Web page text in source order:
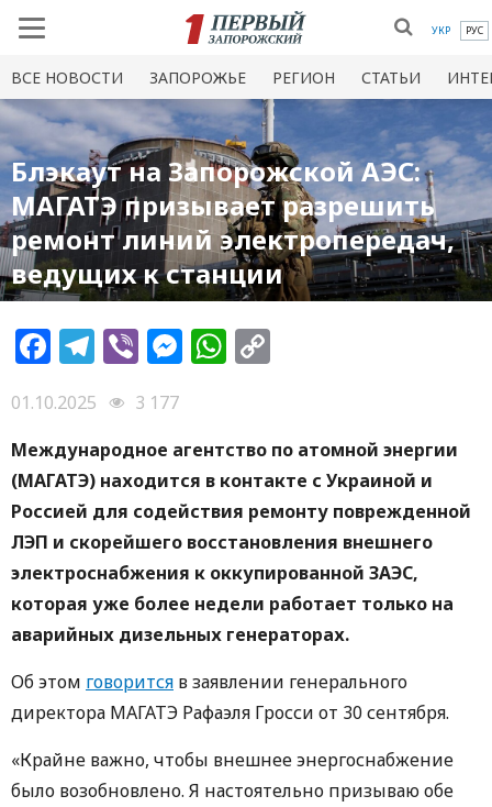
УКР РУС
ВСЕ НОВОСТИ ЗАПОРОЖЬЕ РЕГИОН СТАТЬИ
Блэкаут на Запорожской АЭС:
МАГАТЭ призывает разрешить
ремонт линий электропередач,
ведущих к станции
Facebook
Telegram
ViberMessenger
WhatsApp
01.10.2025
3 177
Международное агентство по атомной энергии
(МАГАТЭ) находится в контакте с Украиной и
Россией для содействия ремонту поврежденной
ЛЭП и скорейшего восстановления внешнего
электроснабжения к оккупированной ЗАЭС,
которая уже более недели работает только на
аварийных дизельных генераторах.
Об этом говорится в заявлении генерального
директора МАГАТЭ Рафаэля Гросси от 30 сентября.
«Крайне важно, чтобы внешнее энергоснабжение
было возобновлено. Я настоятельно призываю обе